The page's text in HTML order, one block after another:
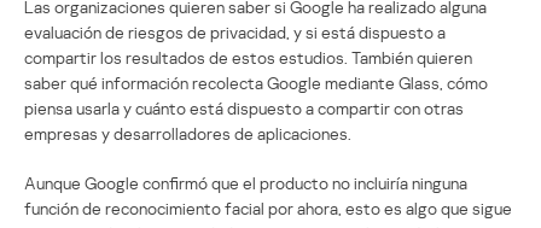
Las organizaciones quieren saber si Google ha realizado alguna
evaluación de riesgos de privacidad, y si está dispuesto a
compartir los resultados de estos estudios. También quieren
saber qué información recolecta Google mediante Glass, cómo
piensa usarla y cuánto está dispuesto a compartir con otras
empresas y desarrolladores de aplicaciones.
Aunque Google confirmó que el producto no incluiría ninguna
función de reconocimiento facial por ahora, esto es algo que sigue